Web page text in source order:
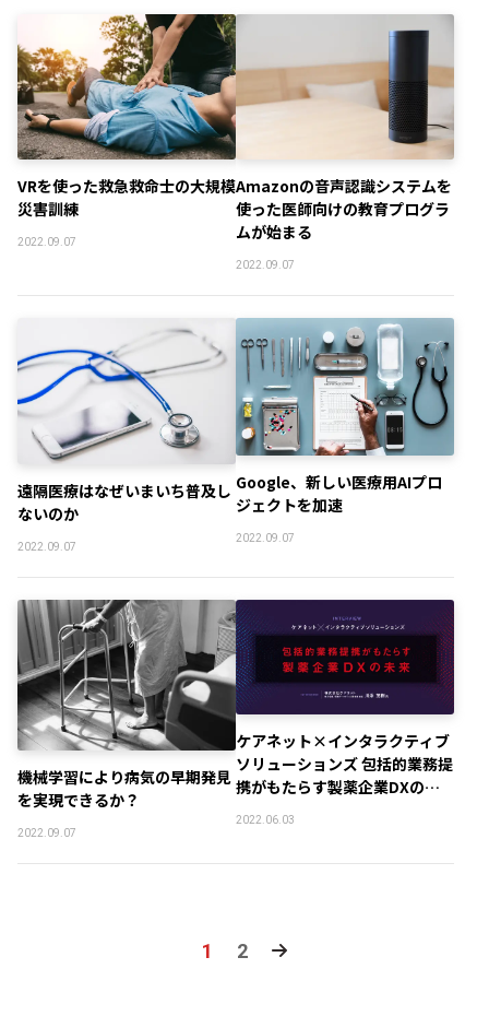
VRを使った救急救命士の大規模
災害訓練
2022.09.07
Amazonの音声認識システムを
使った医師向けの教育プログラ
ムが始まる
2022.09.07
遠隔医療はなぜいまいち普及し
ないのか
2022.09.07
Google、新しい医療用AIプロ
ジェクトを加速
2022.09.07
機械学習により病気の早期発見
を実現できるか？
2022.09.07
ケアネット×インタラクティブ
ソリューションズ 包括的業務提
携がもたらす製薬企業DXの未
2022.06.03
1 2